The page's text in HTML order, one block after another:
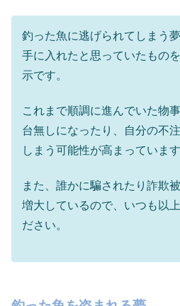
釣った魚に逃げられてしまう
手に入れたと思っていたもの
示です。
これまで順調に進んでいた物
台無しになったり、自分の不
しまう可能性が高まっています
また、誰かに騙されたり詐欺
増大しているので、いつも以
ださい。